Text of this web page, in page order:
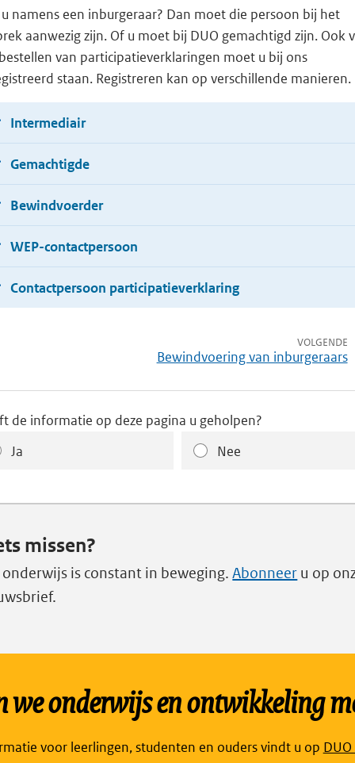
namens een inburgeraar? Dan moet die persoon bij het
aanwezig zijn. Of u moet bij DUO gemachtigd zijn. Ook
van participatieverklaringen moet u bij ons
staan. Registreren kan op verschillende manieren.
Intermediair
Gemachtigde
Bewindvoerder
WEP-contactpersoon
Contactpersoon participatieverklaring
VOLGENDE
Bewindvoering van inburgeraars
de informatie op deze pagina u geholpen?
Ja
Nee
missen?
onderwijs is constant in beweging.Abonneer u op
we onderwijs en ontwikkeling
voor leerlingen, studenten en ouders vindt u op Link